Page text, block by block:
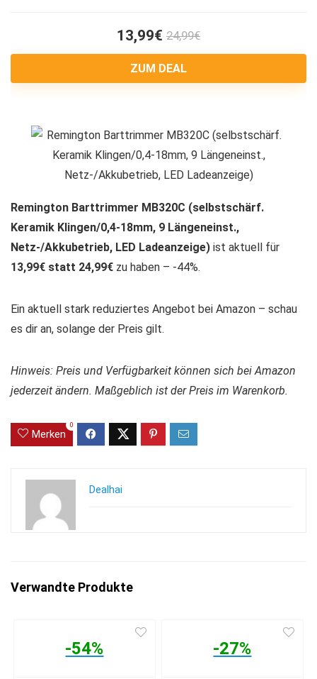
13,99€ 24,99€
ZUM DEAL
Remington Barttrimmer MB320C (selbstschärf.
Keramik Klingen/0,4-18mm, 9 Längeneinst.,
Netz-/Akkubetrieb, LED Ladeanzeige) ist aktuell für
13,99€ statt 24,99€ zu haben – -44%.
Ein aktuell stark reduziertes Angebot bei Amazon – schau
es dir an, solange der Preis gilt.
Hinweis: Preis und Verfügbarkeit können sich bei Amazon
jederzeit ändern. Maßgeblich ist der Preis im Warenkorb.
Merken
0
Dealhai
Verwandte Produkte
-54% -27%